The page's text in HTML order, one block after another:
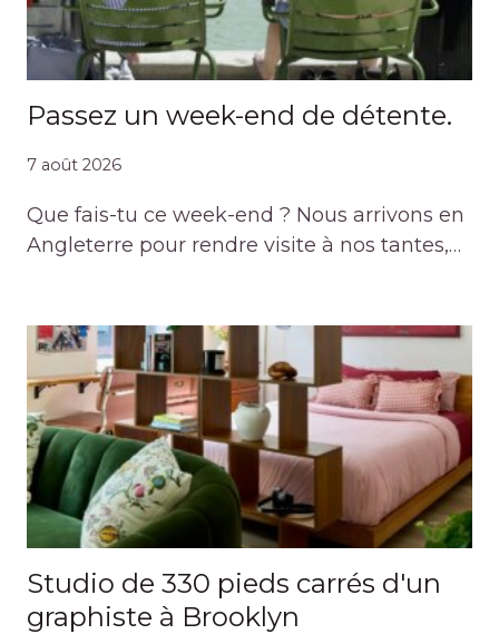
Passez un week-end de détente.
7 août 2026
Que fais-tu ce week-end ? Nous arrivons en
Angleterre pour rendre visite à nos tantes,…
Studio de 330 pieds carrés d'un
graphiste à Brooklyn